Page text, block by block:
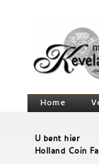
Home
U bent hier
Holland Coin